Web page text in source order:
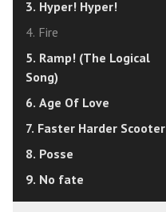
3. Hyper! Hyper!
4. Fire
5. Ramp! (The Logical
Song)
6. Age Of Love
7. Faster Harder Scooter
8. Posse
9. No fate